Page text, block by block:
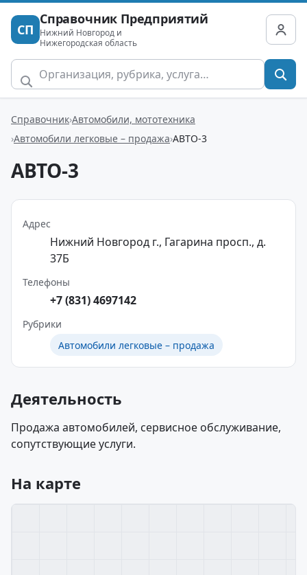
СП
Справочник Предприятий
Нижний Новгород и
Нижегородская область
Справочник Автомобили, мототехника
Автомобили легковые – продажа АВТО-3
АВТО-3
Адрес
Нижний Новгород г., Гагарина просп., д.
37Б
Телефоны
+7 (831) 4697142
Рубрики
Автомобили легковые – продажа
Деятельность
Продажа автомобилей, сервисное обслуживание,
сопутствующие услуги.
На карте